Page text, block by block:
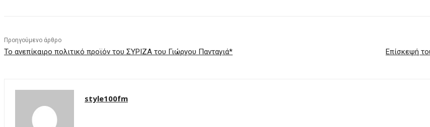
Προηγούμενο άρθρο
Το ανεπίκαιρο πολιτικό προϊόν του ΣΥΡΙΖΑ του Γιώργου Πανταγιά* Επίσκεψή
style100fm